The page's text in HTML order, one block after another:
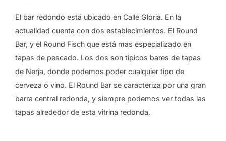
El bar redondo está ubicado en Calle Gloria. En la
actualidad cuenta con dos establecimientos. El Round
Bar, y el Round Fisch que está mas especializado en
tapas de pescado. Los dos son tipicos bares de tapas
de Nerja, donde podemos poder cualquier tipo de
cerveza o vino. El Round Bar se caracteriza por una gran
barra central redonda, y siempre podemos ver todas las
tapas alrededor de esta vitrina redonda.